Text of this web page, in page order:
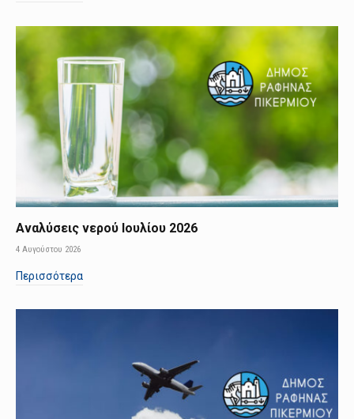
Αναλύσεις νερού Ιουλίου 2026
4 Αυγούστου 2026
Περισσότερα